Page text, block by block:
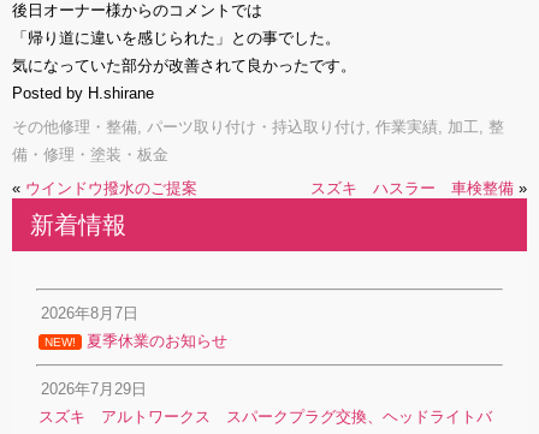
後日オーナー様からのコメントでは
「帰り道に違いを感じられた」との事でした。
気になっていた部分が改善されて良かったです。
Posted by H.shirane
その他修理・整備, パーツ取り付け・持込取り付け, 作業実績, 加工, 整
備・修理・塗装・板金
« ウインドウ撥水のご提案 スズキ ハスラー 車検整備 »
新着情報
2026年8月7日
NEW! 夏季休業のお知らせ
2026年7月29日
スズキ アルトワークス スパークプラグ交換、ヘッドライトバ